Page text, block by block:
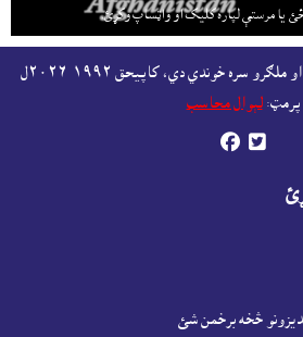
يا مرستې لپاره کليک او واټساپ وکړئ.
سره خوندي دي، کاپيحق ١٩٩٢-٢٠٢٦ل
پرمټ:لېوال محاسب
 
څخه برخمن شئ